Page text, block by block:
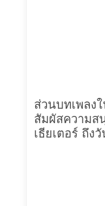
ส่วนบทเพลง
สัมผัสความส
เธียเตอร์ ถึง